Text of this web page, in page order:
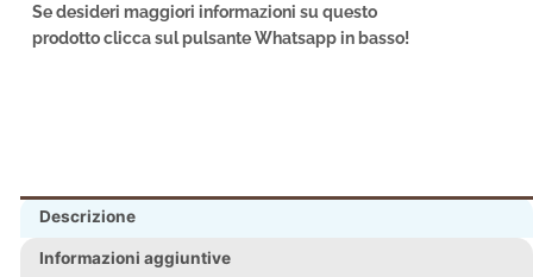
Se desideri maggiori informazioni su questo
prodotto clicca sul pulsante Whatsapp in basso!
Descrizione
Informazioni aggiuntive